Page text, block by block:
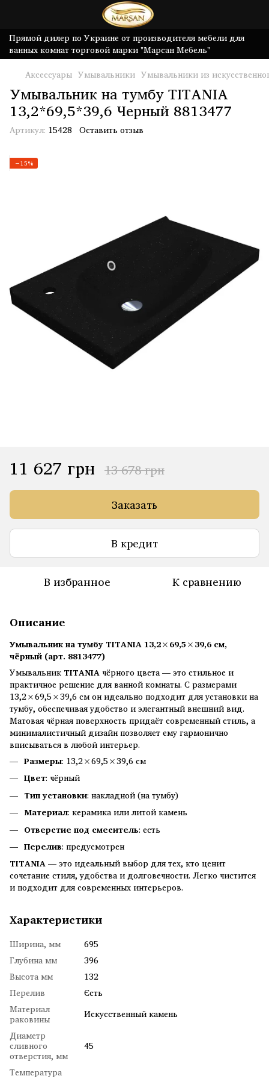
Прямой дилер по Украине от производителя мебели для
ванных комнат торговой марки "Марсан Мебель"
Аксессуары Умывальники Умывальники из
Умывальник на тумбу TITANIA
13,2*69,5*39,6 Черный 8813477
Артикул: 15428 Оставить отзыв
−15%
11 627 грн 13 678 грн
Заказать
В кредит
В избранное К сравнению
Описание
Умывальник на тумбу TITANIA 13,2×69,5×39,6 см,
чёрный (арт. 8813477)
Умывальник TITANIAчёрного цвета — это стильное и
практичное решение для ванной комнаты. С размерами
13,2×69,5×39,6 см он идеально подходит для установки на
тумбу, обеспечивая удобство и элегантный внешний вид.
Матовая чёрная поверхность придаёт современный стиль, а
минималистичный дизайн позволяет ему гармонично
вписываться в любой интерьер.
Размеры: 13,2×69,5×39,6 см
Цвет: чёрный
Тип установки: накладной (на тумбу)
Материал: керамика или литой камень
Отверстие под смеситель: есть
Перелив: предусмотрен
TITANIA— это идеальный выбор для тех, кто ценит
сочетание стиля, удобства и долговечности. Легко чистится
и подходит для современных интерьеров.
Характеристики
Ширина, мм
695
Глубина мм
396
Высота мм
132
Перелив
Єсть
Материал
раковины
Искусственный камень
Диаметр
сливного
отверстия, мм
45
Температура